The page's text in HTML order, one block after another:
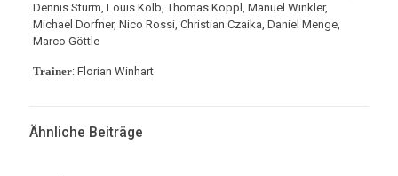
Dennis Sturm, Louis Kolb, Thomas Köppl, Manuel Winkler,
Michael Dorfner, Nico Rossi, Christian Czaika, Daniel Menge,
Marco Göttle
Trainer: Florian Winhart
Ähnliche Beiträge